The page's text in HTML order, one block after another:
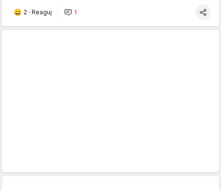
2 · Reaguj 1